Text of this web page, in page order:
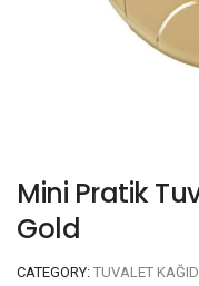
Mini Pratik
Gold
CATEGORY: TUVALET